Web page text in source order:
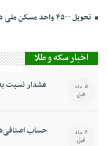
تحویل ۴۵۰۰ واحد مسکن ملی در پرند تا ۳ روز دیگر
اخبار سکه و طلا
هشدار نسبت 5 ماه
قبل
حساب 6 ماه
قبل